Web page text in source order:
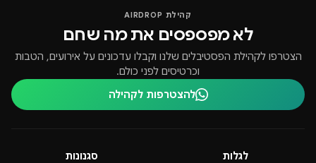
קהילת AIRDROP
לא מפספסים את מה שחם
הצטרפו לקהילת הפסטיבלים שלנו וקבלו עדכונים על אירועים, הטבות
וכרטיסים לפני כולם.
להצטרפות לקהילה
לגלות סגנונות